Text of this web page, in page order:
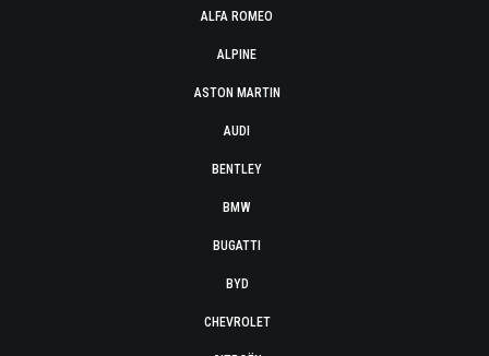
ALFA ROMEO
ALPINE
ASTON MARTIN
AUDI
BENTLEY
BMW
BUGATTI
BYD
CHEVROLET